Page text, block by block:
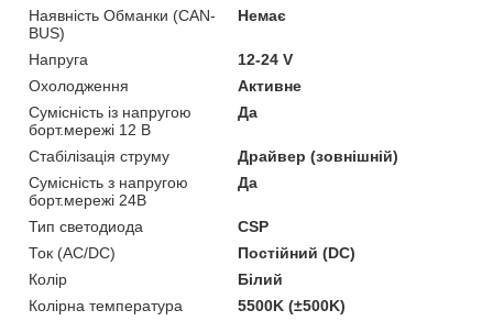
Наявність Обманки (CAN-
BUS)
Немає
Напруга
12-24 V
Охолодження
Активне
Сумісність із напругою
борт.мережі 12 В
Да
Стабілізація струму
Драйвер (зовнішній)
Сумісність з напругою
борт.мережі 24В
Да
Тип светодиода
CSP
Ток (AC/DC)
Постійний (DC)
Колір
Білий
Колірна температура
5500K (±500K)